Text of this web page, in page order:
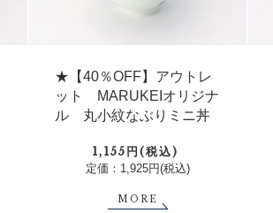
★【40％OFF】アウトレ
ット MARUKEIオリジナ
ル 丸小紋なぶりミニ丼
1,155円(税込)
定価：1,925円(税込)
MORE